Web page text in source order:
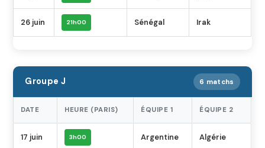
26 juin 21h00 Sénégal Irak
Groupe J 6 matchs
DATE HEURE (PARIS) ÉQUIPE 1 ÉQUIPE 2
17 juin 3h00 Argentine Algérie